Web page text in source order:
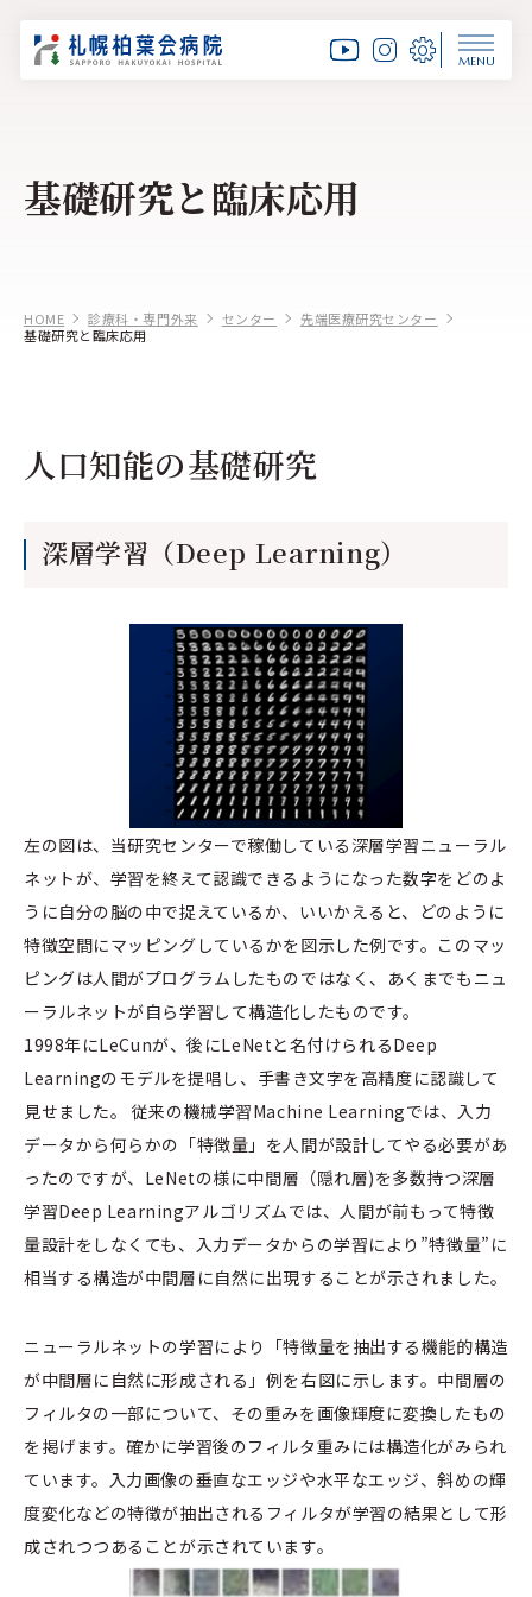
MENU
基礎研究と臨床応用
HOME 診療科・専門外来 センター
先端医療研究センター
基礎研究と臨床応用
人口知能の基礎研究
深層学習（Deep Learning）
左の図は、当研究センターで稼働している深層学習ニューラル
ネットが、学習を終えて認識できるようになった数字をどのよ
うに自分の脳の中で捉えているか、いいかえると、どのように
特徴空間にマッピングしているかを図示した例です。このマッ
ピングは人間がプログラムしたものではなく、あくまでもニュ
ーラルネットが自ら学習して構造化したものです。
1998年にLeCunが、後にLeNetと名付けられるDeep
Learningのモデルを提唱し、手書き文字を高精度に認識して
見せました。 従来の機械学習Machine Learningでは、入力
データから何らかの「特徴量」を人間が設計してやる必要があ
ったのですが、LeNetの様に中間層（隠れ層)を多数持つ深層
学習Deep Learningアルゴリズムでは、人間が前もって特徴
量設計をしなくても、入力データからの学習により”特徴量”に
相当する構造が中間層に自然に出現することが示されました。
ニューラルネットの学習により「特徴量を抽出する機能的構造
が中間層に自然に形成される」例を右図に示します。中間層の
フィルタの一部について、その重みを画像輝度に変換したもの
を掲げます。確かに学習後のフィルタ重みには構造化がみられ
ています。入力画像の垂直なエッジや水平なエッジ、斜めの輝
度変化などの特徴が抽出されるフィルタが学習の結果として形
成されつつあることが示されています。